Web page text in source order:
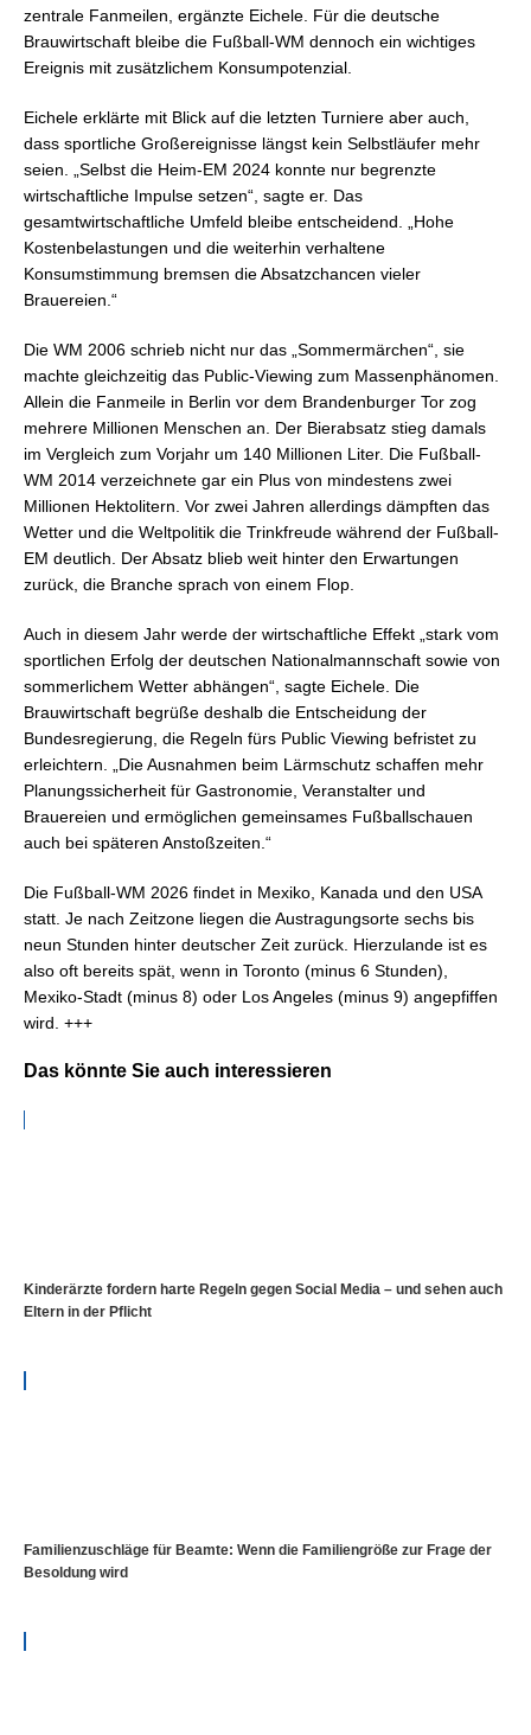
zentrale Fanmeilen, ergänzte Eichele. Für die deutsche
Brauwirtschaft bleibe die Fußball-WM dennoch ein wichtiges
Ereignis mit zusätzlichem Konsumpotenzial.
Eichele erklärte mit Blick auf die letzten Turniere aber auch,
dass sportliche Großereignisse längst kein Selbstläufer mehr
seien. „Selbst die Heim-EM 2024 konnte nur begrenzte
wirtschaftliche Impulse setzen“, sagte er. Das
gesamtwirtschaftliche Umfeld bleibe entscheidend. „Hohe
Kostenbelastungen und die weiterhin verhaltene
Konsumstimmung bremsen die Absatzchancen vieler
Brauereien.“
Die WM 2006 schrieb nicht nur das „Sommermärchen“, sie
machte gleichzeitig das Public-Viewing zum Massenphänomen.
Allein die Fanmeile in Berlin vor dem Brandenburger Tor zog
mehrere Millionen Menschen an. Der Bierabsatz stieg damals
im Vergleich zum Vorjahr um 140 Millionen Liter. Die Fußball-
WM 2014 verzeichnete gar ein Plus von mindestens zwei
Millionen Hektolitern. Vor zwei Jahren allerdings dämpften das
Wetter und die Weltpolitik die Trinkfreude während der Fußball-
EM deutlich. Der Absatz blieb weit hinter den Erwartungen
zurück, die Branche sprach von einem Flop.
Auch in diesem Jahr werde der wirtschaftliche Effekt „stark vom
sportlichen Erfolg der deutschen Nationalmannschaft sowie von
sommerlichem Wetter abhängen“, sagte Eichele. Die
Brauwirtschaft begrüße deshalb die Entscheidung der
Bundesregierung, die Regeln fürs Public Viewing befristet zu
erleichtern. „Die Ausnahmen beim Lärmschutz schaffen mehr
Planungssicherheit für Gastronomie, Veranstalter und
Brauereien und ermöglichen gemeinsames Fußballschauen
auch bei späteren Anstoßzeiten.“
Die Fußball-WM 2026 findet in Mexiko, Kanada und den USA
statt. Je nach Zeitzone liegen die Austragungsorte sechs bis
neun Stunden hinter deutscher Zeit zurück. Hierzulande ist es
also oft bereits spät, wenn in Toronto (minus 6 Stunden),
Mexiko-Stadt (minus 8) oder Los Angeles (minus 9) angepfiffen
wird. +++
Das könnte Sie auch interessieren
Kinderärzte fordern harte Regeln gegen Social Media – und sehen auch
Eltern in der Pflicht
Familienzuschläge für Beamte: Wenn die Familiengröße zur Frage der
Besoldung wird